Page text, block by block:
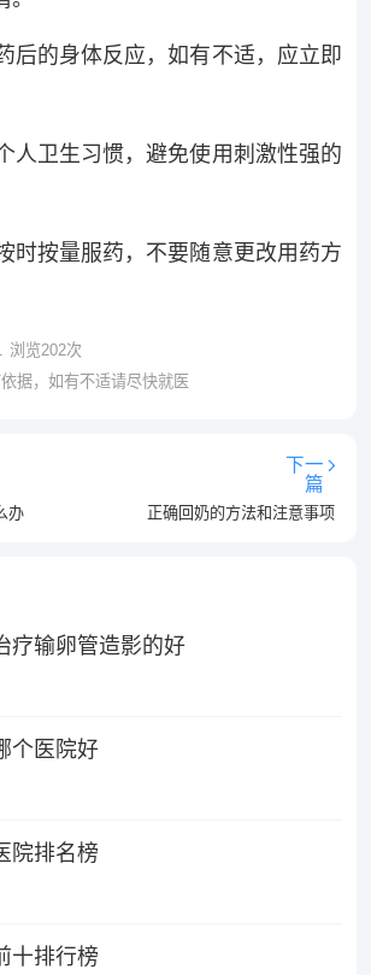
后的身体反应，如有不适，应立即
人卫生习惯，避免使用刺激性强的
时按量服药，不要随意更改用药方
浏览202次
据，如有不适请尽快就医
办
下一
篇
正确回奶的方法和注意事项
疗输卵管造影的好
个医院好
院排名榜
十排行榜